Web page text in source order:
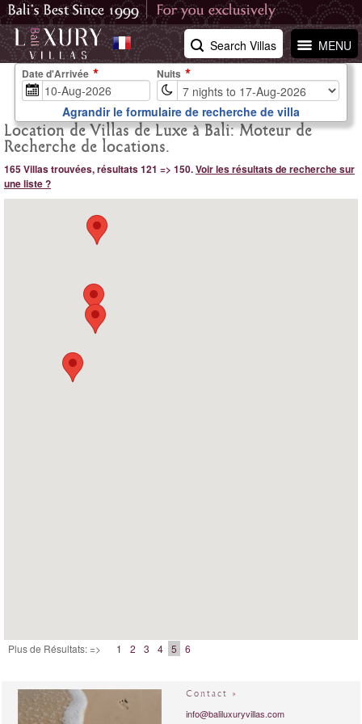
MENU
Search Villas
Location de Villas de Luxe à Bali: Moteur de
Recherche de locations.
165 Villas trouvées, résultats 121 => 150.Voir les résultats de recherche sur
une liste ?
Plus de Résultats: => 1 2 3 4 5 6
Contact »
info@baliluxuryvillas.com
Date d'Arrivée Nuits
Agrandir le formulaire de recherche de villa